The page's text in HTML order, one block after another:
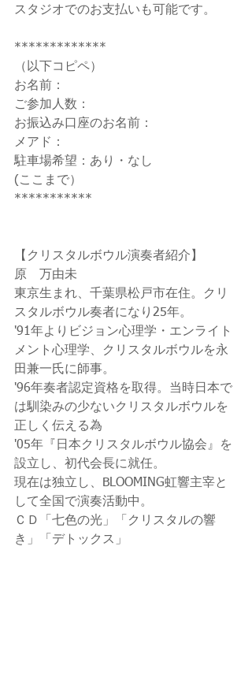
スタジオでのお支払いも可能です。
*************
（以下コピペ）
お名前：
ご参加人数：
お振込み口座のお名前：
メアド：
駐車場希望：あり・なし
(ここまで）
***********
【クリスタルボウル演奏者紹介】
原　万由未
東京生まれ、千葉県松戸市在住。クリ
スタルボウル奏者になり25年。
'91年よりビジョン心理学・エンライト
メント心理学、クリスタルボウルを永
田兼一氏に師事。
'96年奏者認定資格を取得。当時日本で
は馴染みの少ないクリスタルボウルを
正しく伝える為
'05年『日本クリスタルボウル協会』を
設立し、初代会長に就任。
現在は独立し、BLOOMING虹響主宰と
して全国で演奏活動中。
ＣＤ「七色の光」「クリスタルの響
き」「デトックス」